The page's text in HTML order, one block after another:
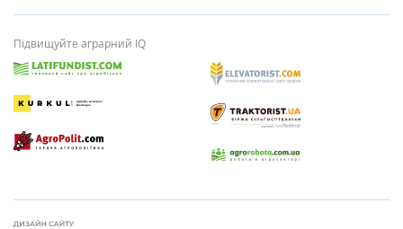
Підвищуйте аграрний IQ